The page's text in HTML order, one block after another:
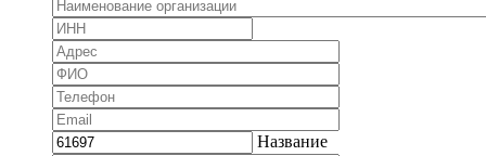
Название